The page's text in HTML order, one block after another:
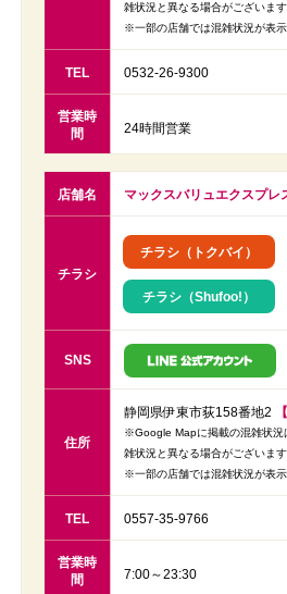
雑状況と異なる場合がございます
※一部の店舗では混雑状況が表示
TEL 0532-26-9300
営業時
間
24時間営業
店舗名 マックスバリュエクスプレ
チラシ
チラシ（トクバイ）
チラシ（Shufoo!）
SNS
住所
静岡県伊東市荻158番地2
※Google Mapに掲載の混雑状況
雑状況と異なる場合がございます
※一部の店舗では混雑状況が表示
TEL 0557-35-9766
営業時
間
7:00～23:30